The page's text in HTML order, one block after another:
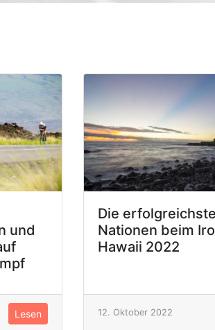
und
Lesen
Die
Nationen beim
Hawaii 2022
12. Oktober 2022